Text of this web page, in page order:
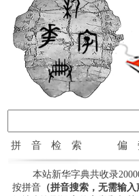
拼音检索 偏
本站新华字典共收录
按拼音（拼音搜索，无需输入